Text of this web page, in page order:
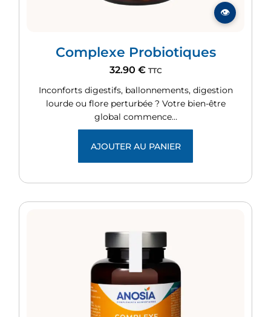
Complexe Probiotiques
32.90 € TTC
Inconforts digestifs, ballonnements, digestion
lourde ou flore perturbée ? Votre bien-être
global commence…
AJOUTER AU PANIER